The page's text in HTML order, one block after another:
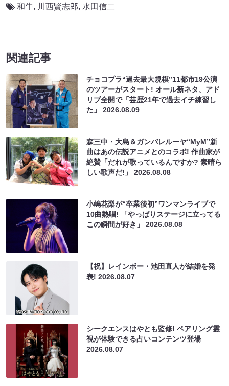
和牛, 川西賢志郎, 水田信二
関連記事
チョコプラ“過去最大規模”11都市19公演
のツアーがスタート! オール新ネタ、アド
リブ全開で「芸歴21年で過去イチ練習し
た」2026.08.09
森三中・大島＆ガンバレルーヤ“MyM”新
曲はあの伝説アニメとのコラボ! 作曲家が
絶賛「だれが歌っているんですか? 素晴ら
しい歌声だ!」2026.08.08
小嶋花梨が“卒業後初”ワンマンライブで
10曲熱唱! 「やっぱりステージに立ってる
この瞬間が好き」2026.08.08
【祝】レインボー・池田直人が結婚を発
表!2026.08.07
シークエンスはやとも監修! ペアリング霊
視が体験できる占いコンテンツ登場
2026.08.07